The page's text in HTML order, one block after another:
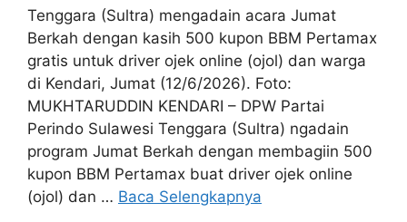
Tenggara (Sultra) mengadain acara Jumat
Berkah dengan kasih 500 kupon BBM Pertamax
gratis untuk driver ojek online (ojol) dan warga
di Kendari, Jumat (12/6/2026). Foto:
MUKHTARUDDIN KENDARI – DPW Partai
Perindo Sulawesi Tenggara (Sultra) ngadain
program Jumat Berkah dengan membagiin 500
kupon BBM Pertamax buat driver ojek online
(ojol) dan … Baca Selengkapnya